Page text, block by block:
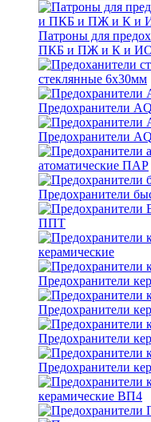
Патроны для
ПКБ и ПЖ и К и
стеклянные 6х30мм
Предохранители
Предохранители
атоматические ПАР
Предохранители
ППТ
керамические
Предохранители
Предохранители
Предохранители
Предохранители
керамические ВП4